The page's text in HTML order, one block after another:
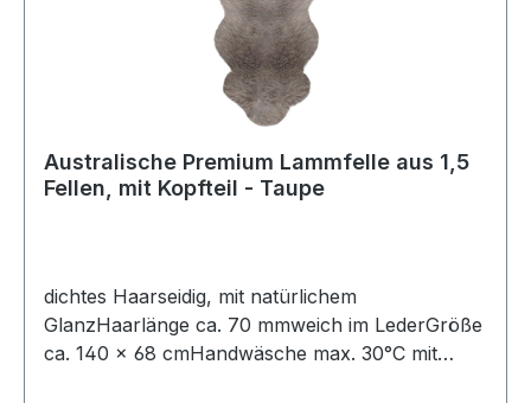
Australische Premium Lammfelle aus 1,5
Fellen, mit Kopfteil - Taupe
dichtes Haarseidig, mit natürlichem
GlanzHaarlänge ca. 70 mmweich im LederGröße
ca. 140 × 68 cmHandwäsche max. 30°C mit